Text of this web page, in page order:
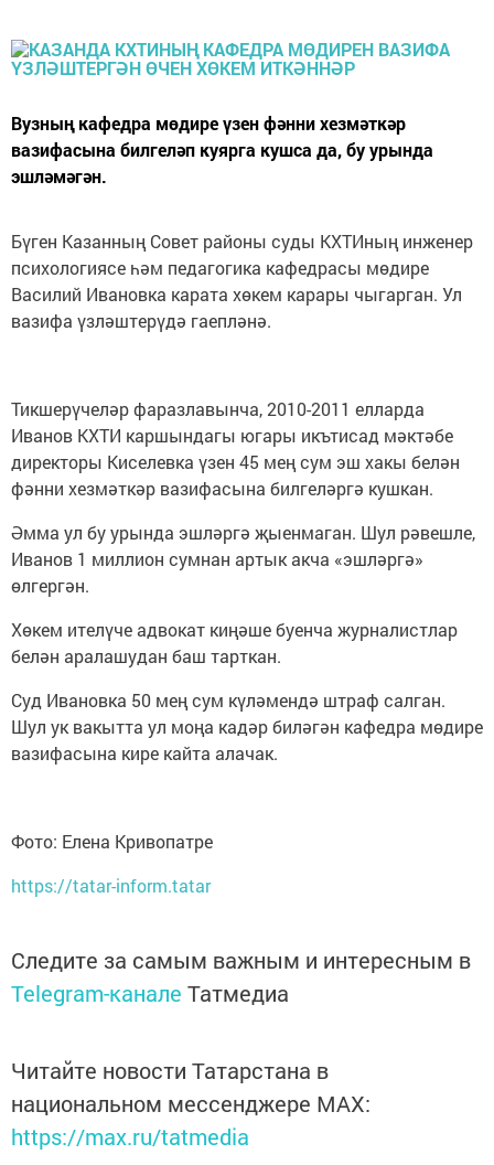
Вузның кафедра мөдире үзен фәнни хезмәткәр
вазифасына билгеләп куярга кушса да, бу урында
эшләмәгән.
Бүген Казанның Совет районы суды КХТИның инженер
психологиясе һәм педагогика кафедрасы мөдире
Василий Ивановка карата хөкем карары чыгарган. Ул
вазифа үзләштерүдә гаепләнә.
Тикшерүчеләр фаразлавынча, 2010-2011 елларда
Иванов КХТИ каршындагы югары икътисад мәктәбе
директоры Киселевка үзен 45 мең сум эш хакы белән
фәнни хезмәткәр вазифасына билгеләргә кушкан.
Әмма ул бу урында эшләргә җыенмаган. Шул рәвешле,
Иванов 1 миллион сумнан артык акча «эшләргә»
өлгергән.
Хөкем ителүче адвокат киңәше буенча журналистлар
белән аралашудан баш тарткан.
Cуд Ивановка 50 мең сум күләмендә штраф салган.
Шул ук вакытта ул моңа кадәр биләгән кафедра мөдире
вазифасына кире кайта алачак.
Фото: Елена Кривопатре
https://tatar-inform.tatar
Следите за самым важным и интересным в
Telegram-канале Татмедиа
Читайте новости Татарстана в
национальном мессенджере MАХ:
https://max.ru/tatmedia